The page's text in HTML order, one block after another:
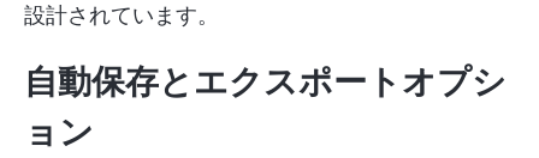
設計されています。
自動保存とエクスポートオプシ
ョン